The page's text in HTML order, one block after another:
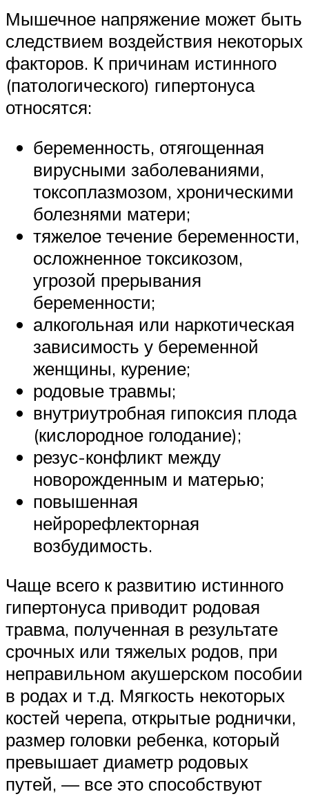
Мышечное напряжение может быть
следствием воздействия некоторых
факторов. К причинам истинного
(патологического) гипертонуса
относятся:
беременность, отягощенная
вирусными заболеваниями,
токсоплазмозом, хроническими
болезнями матери;
тяжелое течение беременности,
осложненное токсикозом,
угрозой прерывания
беременности;
алкогольная или наркотическая
зависимость у беременной
женщины, курение;
родовые травмы;
внутриутробная гипоксия плода
(кислородное голодание);
резус-конфликт между
новорожденным и матерью;
повышенная
нейрорефлекторная
возбудимость.
Чаще всего к развитию истинного
гипертонуса приводит родовая
травма, полученная в результате
срочных или тяжелых родов, при
неправильном акушерском пособии
в родах и т.д. Мягкость некоторых
костей черепа, открытые роднички,
размер головки ребенка, который
превышает диаметр родовых
путей, — все это способствуют